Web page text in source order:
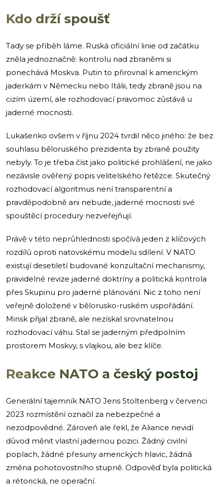
Kdo drží spoušť
Tady se příběh láme. Ruská oficiální linie od začátku
zněla jednoznačně: kontrolu nad zbraněmi si
ponechává Moskva. Putin to přirovnal k americkým
jaderkám v Německu nebo Itálii, tedy zbraně jsou na
cizím území, ale rozhodovací pravomoc zůstává u
jaderné mocnosti.
Lukašenko ovšem v říjnu 2024 tvrdil něco jiného: že bez
souhlasu běloruského prezidenta by zbraně použity
nebyly. To je třeba číst jako politické prohlášení, ne jako
nezávisle ověřený popis velitelského řetězce. Skutečný
rozhodovací algoritmus není transparentní a
pravděpodobně ani nebude, jaderné mocnosti své
spouštěcí procedury nezveřejňují.
Právě v této neprůhlednosti spočívá jeden z klíčových
rozdílů oproti natovskému modelu sdílení. V NATO
existují desetiletí budované konzultační mechanismy,
pravidelné revize jaderné doktríny a politická kontrola
přes Skupinu pro jaderné plánování. Nic z toho není
veřejně doložené v bělorusko-ruském uspořádání.
Minsk přijal zbraně, ale nezískal srovnatelnou
rozhodovací váhu. Stal se jaderným předpolním
prostorem Moskvy, s vlajkou, ale bez klíče.
Reakce NATO a český postoj
Generální tajemník NATO Jens Stoltenberg v červenci
2023 rozmístění označil za nebezpečné a
nezodpovědné. Zároveň ale řekl, že Aliance nevidí
důvod měnit vlastní jadernou pozici. Žádný civilní
poplach, žádné přesuny amerických hlavic, žádná
změna pohotovostního stupně. Odpověď byla politická
a rétorická, ne operační.